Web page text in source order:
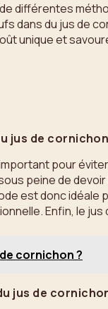
différentes
dans du jus de
unique et
jus de
pour
peine de
est donc idéale
Enfin, le
cornichon ?
jus de